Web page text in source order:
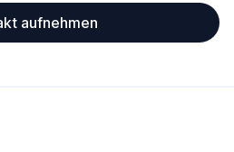
aufnehmen